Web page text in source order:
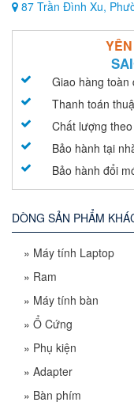
87 Trần Đình Xu,
Giao hàng toàn
Thanh toán
Chất lượng
Bảo hành tại
Bảo hành đổi
DÒNG SẢN PHẨM
» Máy tính Laptop
» Ram
» Máy tính bàn
» Ổ Cứng
» Phụ kiện
» Adapter
» Bàn phím